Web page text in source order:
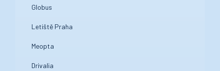
Globus
Letiště Praha
Meopta
Drivalia